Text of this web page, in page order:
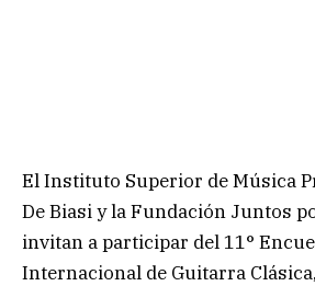
El Instituto Superior de Música
De Biasi y la Fundación Juntos
invitan a participar del 11°
Internacional de Guitarra